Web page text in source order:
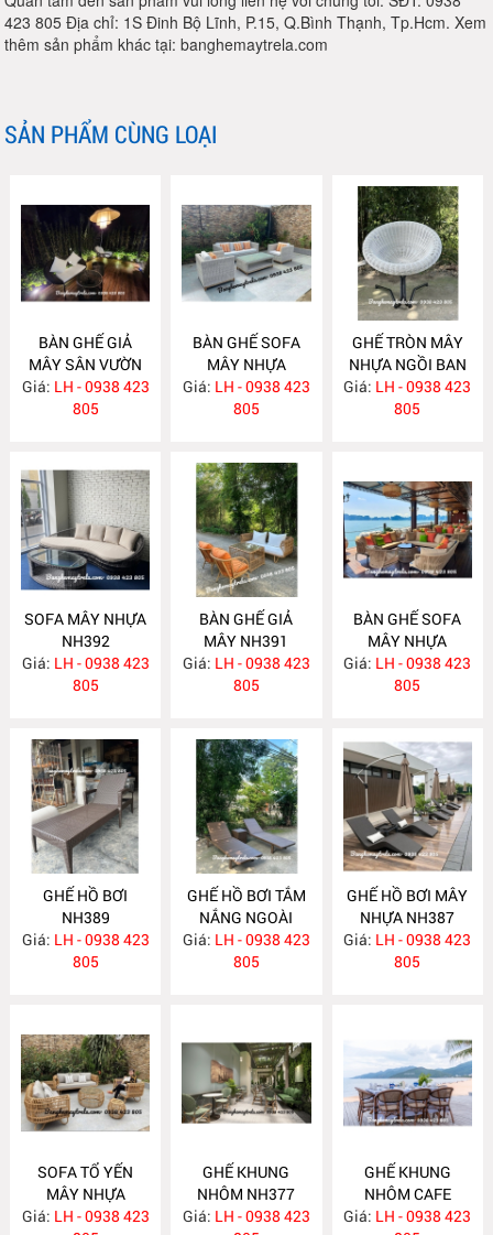
423 805 Địa chỉ: 1S Đinh Bộ Lĩnh, P.15, Q.Bình Thạnh, Tp.Hcm. Xem
thêm sản phẩm khác tại: banghemaytrela.com
SẢN PHẨM CÙNG LOẠI
BÀN GHẾ GIẢ
MÂY SÂN VƯỜN
NH407
Giá: LH - 0938 423
805
BÀN GHẾ SOFA
MÂY NHỰA
NH406
Giá: LH - 0938 423
805
GHẾ TRÒN MÂY
NHỰA NGỒI BAN
CÔNG NH394
Giá: LH - 0938 423
805
SOFA MÂY NHỰA
NH392
Giá: LH - 0938 423
805
BÀN GHẾ GIẢ
MÂY NH391
Giá: LH - 0938 423
805
BÀN GHẾ SOFA
MÂY NHỰA
NH390
Giá: LH - 0938 423
805
GHẾ HỒ BƠI
NH389
Giá: LH - 0938 423
805
GHẾ HỒ BƠI TẮM
NẮNG NGOÀI
TRỜI NH388
Giá: LH - 0938 423
805
GHẾ HỒ BƠI MÂY
NHỰA NH387
Giá: LH - 0938 423
805
SOFA TỔ YẾN
MÂY NHỰA
NH378
Giá: LH - 0938 423
GHẾ KHUNG
NHÔM NH377
Giá: LH - 0938 423
GHẾ KHUNG
NHÔM CAFE
NH376
Giá: LH - 0938 423